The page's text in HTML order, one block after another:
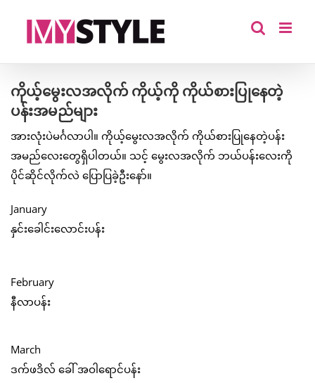
ကိုယ့်မွေးလအလိုက် ကိုယ့်ကို ကိုယ်စားပြုနေတဲ့
ပန်းအမည်များ
အားလုံးပဲမင်္ဂလာပါ။ ကိုယ့်မွေးလအလိုက် ကိုယ်စားပြုနေတဲ့ပန်း
အမည်လေးတွေရှိပါတယ်။ သင့် မွေးလအလိုက် ဘယ်ပန်းလေးကို
ပိုင်ဆိုင်လိုက်လဲ ပြောပြခဲ့ဦးနော်။
January
နှင်းခေါင်းလောင်းပန်း
February
နီလာပန်း
March
ဒက်ဖဒိလ် ခေါ် အဝါရောင်ပန်း